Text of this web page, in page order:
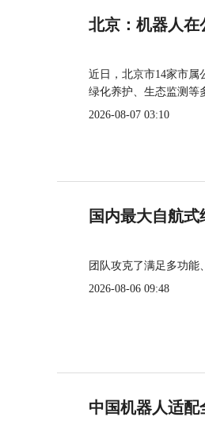
北京：机器人在
近日，北京市14家市属
绿化养护、生态监测等
2026-08-07 03:10
国内最大自航
团队攻克了满足多功能
2026-08-06 09:48
中国机器人适